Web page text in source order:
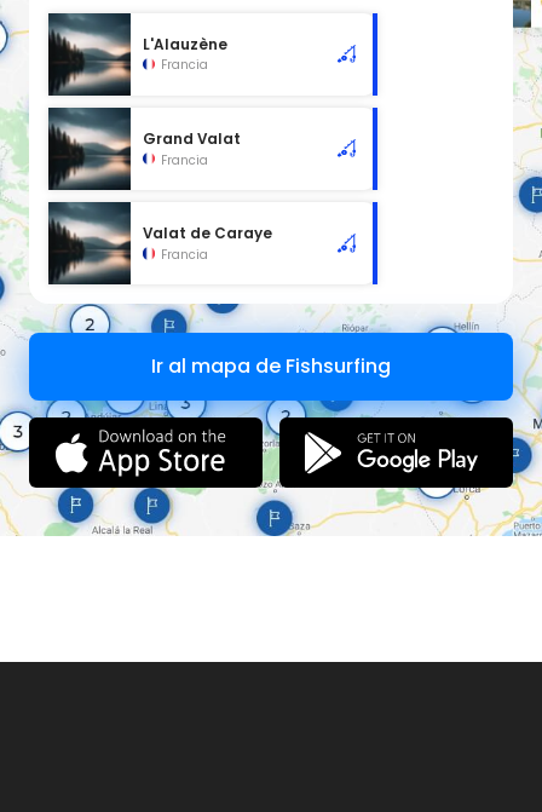
L'Alauzène
Francia
Grand Valat
Francia
Valat de Caraye
Francia
Ir al mapa de Fishsurfing